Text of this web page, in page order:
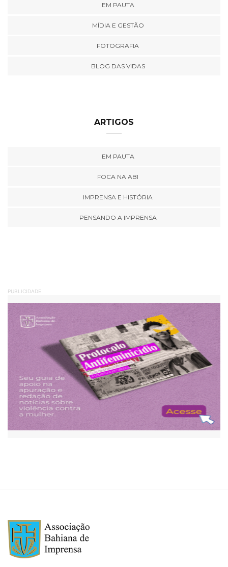
EM PAUTA
MÍDIA E GESTÃO
FOTOGRAFIA
BLOG DAS VIDAS
ARTIGOS
EM PAUTA
FOCA NA ABI
IMPRENSA E HISTÓRIA
PENSANDO A IMPRENSA
PUBLICIDADE